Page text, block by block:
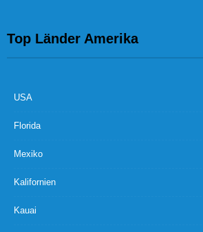
Top Länder Amerika
USA
Florida
Mexiko
Kalifornien
Kauai